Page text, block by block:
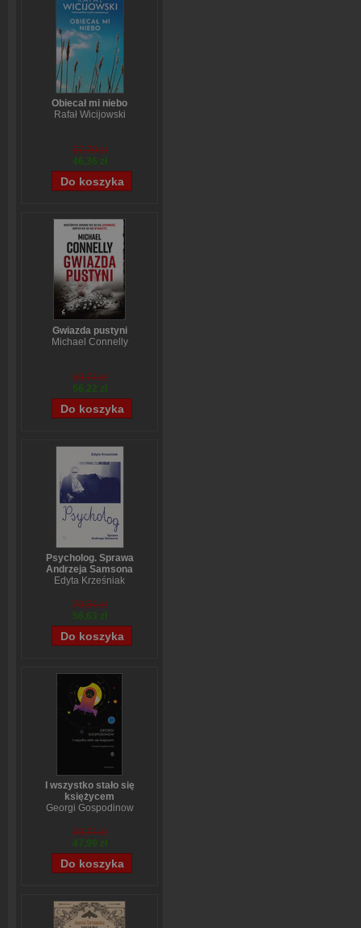
Obiecał mi niebo
Rafał Wicijowski
57,70 zł
46,36 zł
Gwiazda pustyni
Michael Connelly
59,74 zł
56,22 zł
Psycholog. Sprawa
Andrzeja Samsona
Edyta Krześniak
70,54 zł
56,63 zł
I wszystko stało się
księżycem
Georgi Gospodinow
59,74 zł
47,99 zł